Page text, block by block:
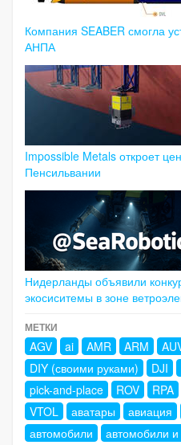
Компания SEABER смогла
АНПА
Impossible Metals откроет
Пенсильвании
Нидерланды объявили
экосиситемы в зоне
МЕТКИ
AGV ai AMR ARM
DIY (своими руками)
DJI
pick-and-place
ROV RPA
VTOL
аватары авиация
автомобили
автомобили